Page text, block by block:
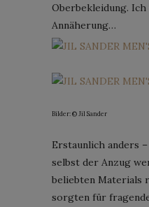
Oberbekleidung. Ich
Annäherung…
Bilder: © Jil Sander
Erstaunlich anders
selbst der Anzug
beliebten
sorgten für